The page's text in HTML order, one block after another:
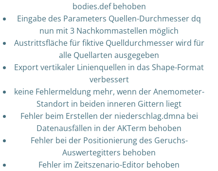
bodies.def behoben
Eingabe des Parameters Quellen-Durchmesser dq
nun mit 3 Nachkommastellen möglich
Austrittsfläche für fiktive Quelldurchmesser wird für
alle Quellarten ausgegeben
Export vertikaler Linienquellen in das Shape-Format
verbessert
keine Fehlermeldung mehr, wenn der Anemometer-
Standort in beiden inneren Gittern liegt
Fehler beim Erstellen der niederschlag.dmna bei
Datenausfällen in der AKTerm behoben
Fehler bei der Positionierung des Geruchs-
Auswertegitters behoben
Fehler im Zeitszenario-Editor behoben